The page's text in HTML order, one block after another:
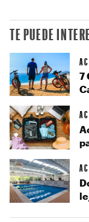
TE PUEDE
7